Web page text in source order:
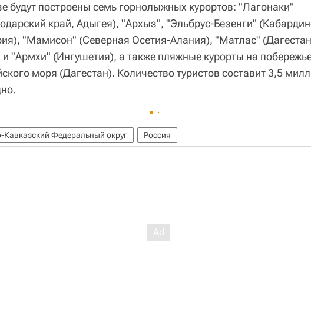
будут построены семь горнолыжных курортов: "Лагонаки"
край, Адыгея), "Архыз", "Эльбрус-Безенги"
"Мамисон" (Северная Осетия-Алания), "Матлас"
"Армхи" (Ингушетия), а также пляжные курорты на
моря (Дагестан). Количество туристов составит 3,5
Кавказский Федеральный округ Россия